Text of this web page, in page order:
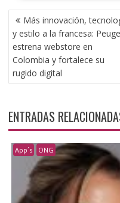
NAVEGACIÓN
DE
ENTRADAS
Más innovación,
y estilo a la francesa:
estrena webstore en
Colombia y fortalece su
rugido digital
ENTRADAS
App´s ONG